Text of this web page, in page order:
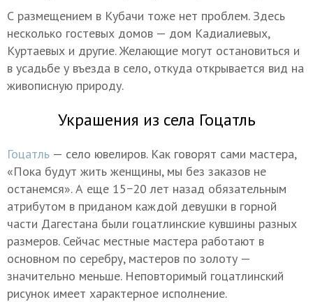
С размещением в Кубачи тоже нет проблем. Здесь
несколько гостевых домов — дом Кадиалиевых,
Куртаевых и другие. Желающие могут остановиться и
в усадьбе у въезда в село, откуда открывается вид на
живописную природу.
Украшения из села Гоцатль
Гоцатль — село ювелиров. Как говорят сами мастера,
«Пока будут жить женщины, мы без заказов не
останемся». А еще 15−20 лет назад обязательным
атрибутом в приданом каждой девушки в горной
части Дагестана были гоцатлинские кувшины разных
размеров. Сейчас местные мастера работают в
основном по серебру, мастеров по золоту —
значительно меньше. Неповторимый гоцатлинский
рисунок имеет характерное исполнение.